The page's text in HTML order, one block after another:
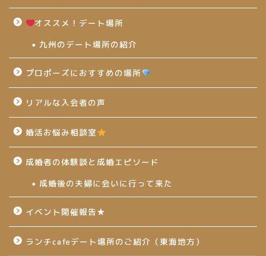
オススメ！デート場所
九州のデート場所の紹介
プロポーズにおすすめの場所
リアルな入会者の声
婚活お悩み相談室
成婚者の体験談と成婚エピソード
成婚後の夫婦に会いに行って来た
イベント開催報告★
ランチcafeデート場所のご紹介（東海地方）